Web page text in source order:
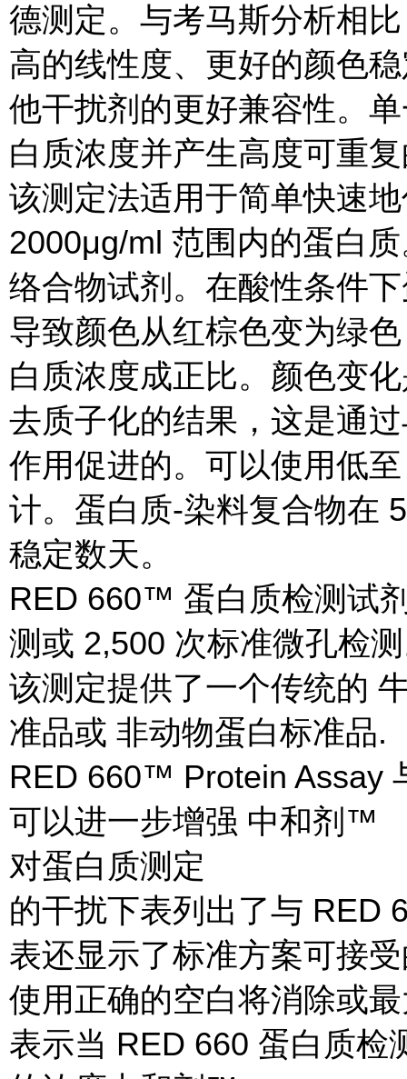
德测定。与考马斯分析相
高的线性度、更好的颜色
他干扰剂的更好兼容性。
白质浓度并产生高度可重
该测定法适用于简单快速
2000μg/ml 范围内的蛋白
络合物试剂。在酸性条件
导致颜色从红棕色变为绿
白质浓度成正比。颜色变
去质子化的结果，这是通
作用促进的。可以使用低
计。蛋白质-染料复合物在
稳定数天。
RED 660™ 蛋白质检测试
测或 2,500 次标准微孔检
该测定提供了一个传统的
准品或 非动物蛋白标准品.
RED 660™ Protein Assay
可以进一步增强 中和剂™
对蛋白质测定
的干扰下表列出了与 RED
表还显示了标准方案可接
使用正确的空白将消除或
表示当 RED 660 蛋白质检